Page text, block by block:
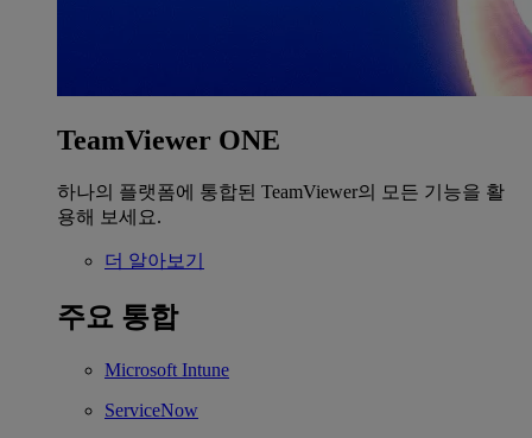
TeamViewer ONE
하나의 플랫폼에 통합된 TeamViewer의 모든 기능을 활
용해 보세요.
더 알아보기
주요 통합
Microsoft Intune
ServiceNow